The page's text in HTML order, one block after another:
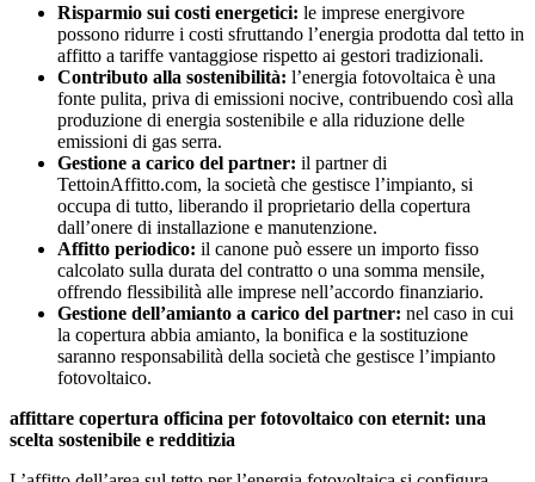
Risparmio sui costi energetici: le imprese energivore
possono ridurre i costi sfruttando l’energia prodotta dal tetto in
affitto a tariffe vantaggiose rispetto ai gestori tradizionali.
Contributo alla sostenibilità: l’energia fotovoltaica è una
fonte pulita, priva di emissioni nocive, contribuendo così alla
produzione di energia sostenibile e alla riduzione delle
emissioni di gas serra.
Gestione a carico del partner: il partner di
TettoinAffitto.com, la società che gestisce l’impianto, si
occupa di tutto, liberando il proprietario della copertura
dall’onere di installazione e manutenzione.
Affitto periodico: il canone può essere un importo fisso
calcolato sulla durata del contratto o una somma mensile,
offrendo flessibilità alle imprese nell’accordo finanziario.
Gestione dell’amianto a carico del partner: nel caso in cui
la copertura abbia amianto, la bonifica e la sostituzione
saranno responsabilità della società che gestisce l’impianto
fotovoltaico.
affittare copertura officina per fotovoltaico con eternit: una
scelta sostenibile e redditizia